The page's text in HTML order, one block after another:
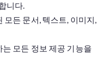
니다.
모든 문서, 텍스트, 이미지,
모든 정보 제공 기능을